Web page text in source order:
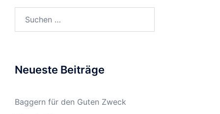
Neueste Beiträge
Baggern für den Guten Zweck